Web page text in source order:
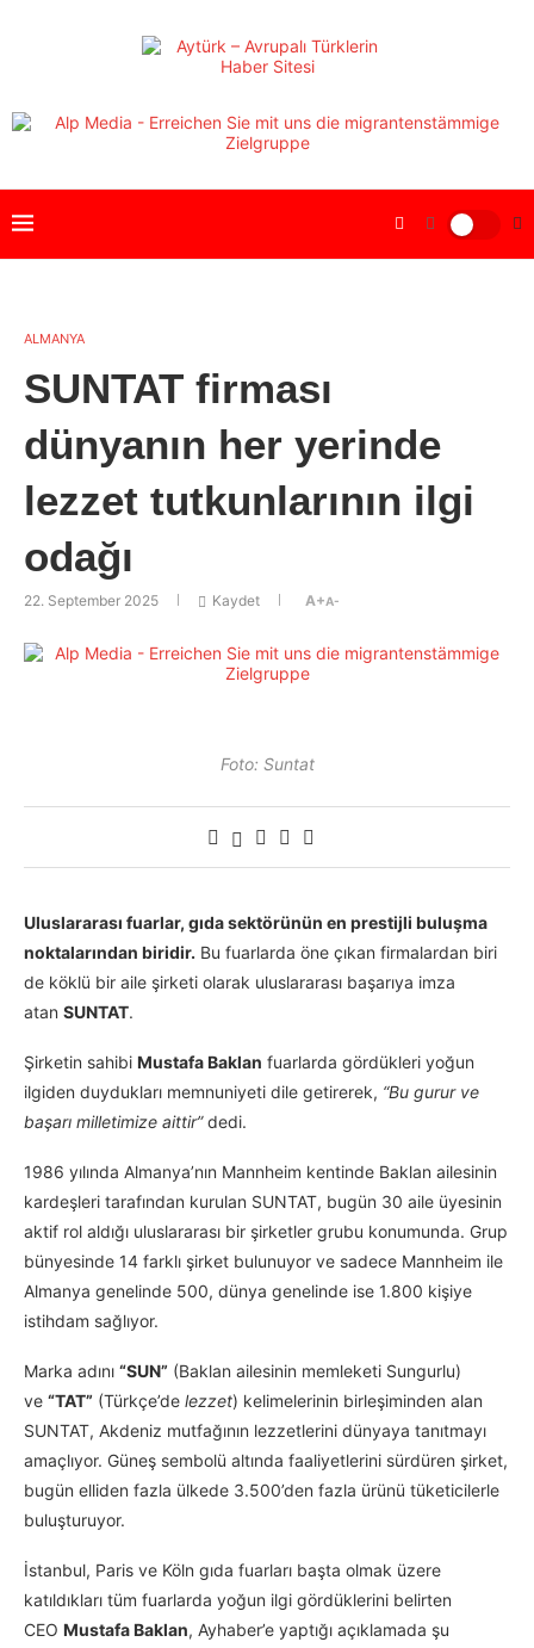
ALMANYA
SUNTAT firması
dünyanın her yerinde
lezzet tutkunlarının ilgi
odağı
22. September 2025 Kaydet A+A-
Foto: Suntat
Uluslararası fuarlar, gıda sektörünün en prestijli buluşma
noktalarından biridir. Bu fuarlarda öne çıkan firmalardan biri
de köklü bir aile şirketi olarak uluslararası başarıya imza
atan SUNTAT.
Şirketin sahibi Mustafa Baklan fuarlarda gördükleri yoğun
ilgiden duydukları memnuniyeti dile getirerek, “Bu gurur ve
başarı milletimize aittir”dedi.
1986 yılında Almanya’nın Mannheim kentinde Baklan ailesinin
kardeşleri tarafından kurulan SUNTAT, bugün 30 aile üyesinin
aktif rol aldığı uluslararası bir şirketler grubu konumunda. Grup
bünyesinde 14 farklı şirket bulunuyor ve sadece Mannheim ile
Almanya genelinde 500, dünya genelinde ise 1.800 kişiye
istihdam sağlıyor.
Marka adını “SUN” (Baklan ailesinin memleketi Sungurlu)
ve “TAT” (Türkçe’de lezzet) kelimelerinin birleşiminden alan
SUNTAT, Akdeniz mutfağının lezzetlerini dünyaya tanıtmayı
amaçlıyor. Güneş sembolü altında faaliyetlerini sürdüren şirket,
bugün elliden fazla ülkede 3.500’den fazla ürünü tüketicilerle
buluşturuyor.
İstanbul, Paris ve Köln gıda fuarları başta olmak üzere
katıldıkları tüm fuarlarda yoğun ilgi gördüklerini belirten
CEO Mustafa Baklan, Ayhaber’e yaptığı açıklamada şu